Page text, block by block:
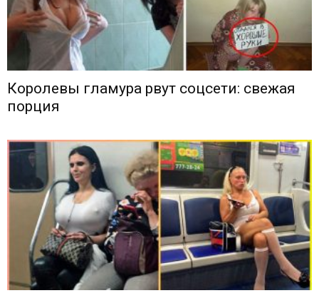
Королевы гламура рвут соцсети: свежая
порция